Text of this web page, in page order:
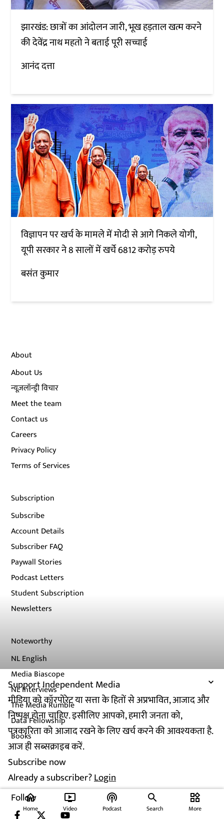
Support Independent Media
मीडिया को कॉरपोरेट या सत्ता के हितों से अप्रभावित, आजाद और
निष्पक्ष होना चाहिए. इसीलिए आपको, हमारी जनता को,
पत्रकारिता को आजाद रखने के लिए खर्च करने की आवश्यकता है.
आज ही सब्सक्राइब करें.
Subscribe now
Already a subscriber?Login
झारखंड: छात्रों का आंदोलन जारी, भूख हड़ताल खत्म करने
की देवेंद्र नाथ महतो ने बताई पूरी सच्चाई
आनंद दत्ता
विज्ञापन पर खर्च के मामले में मोदी से आगे निकले योगी,
यूपी सरकार ने 8 सालों में खर्चे 6812 करोड़ रुपये
बसंत कुमार
About
About Us
न्यूज़लॉन्ड्री विचार
Meet the team
Contact us
Careers
Privacy Policy
Terms of Services
Subscription
Subscribe
Account Details
Subscriber FAQ
Paywall Stories
Podcast Letters
Student Subscription
Newsletters
Noteworthy
NL English
Media Biascope
NL Interviews
The Media Rumble
Data Fellowship
Books
Follow
home
Home
ondemand_video
Video
podcasts
Podcast Search
widgets
More